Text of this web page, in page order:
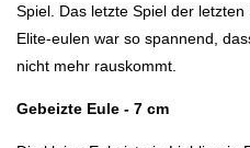
Spiel. Das letzte Spiel der
Elite-eulen war so spannend,
nicht mehr rauskommt.
Gebeizte Eule - 7 cm